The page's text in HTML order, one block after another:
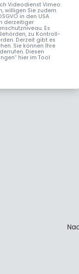
Videodienst Vimeo:
willigen Sie zudem
in den USA
derzeitiger
Es
zu Kontroll-
Derzeit gibt es
Sie können Ihre
Diesen
hier im Tool